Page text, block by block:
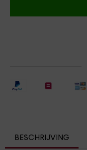
BESCHRIJVING